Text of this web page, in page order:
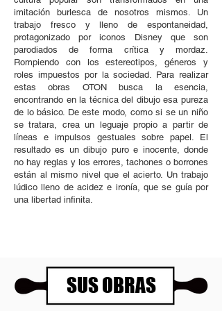
imitación burlesca de nosotros mismos. Un
trabajo fresco y lleno de espontaneidad,
protagonizado por iconos Disney que son
parodiados de forma crítica y mordaz.
Rompiendo con los estereotipos, géneros y
roles impuestos por la sociedad. Para realizar
estas obras OTON busca la esencia,
encontrando en la técnica del dibujo esa pureza
de lo básico. De este modo, como si se un niño
se tratara, crea un leguaje propio a partir de
líneas e impulsos gestuales sobre papel. El
resultado es un dibujo puro e inocente, donde
no hay reglas y los errores, tachones o borrones
están al mismo nivel que el acierto. Un trabajo
lúdico lleno de acidez e ironía, que se guía por
una libertad infinita.
SUS OBRAS